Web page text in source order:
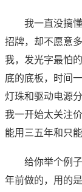
我一直没搞
招牌，却不愿意
我，发光字最怕
底的底板，时间
灯珠和驱动电源
我一开始太关注
能用三五年和只
给你举个例
年前做的，用的是